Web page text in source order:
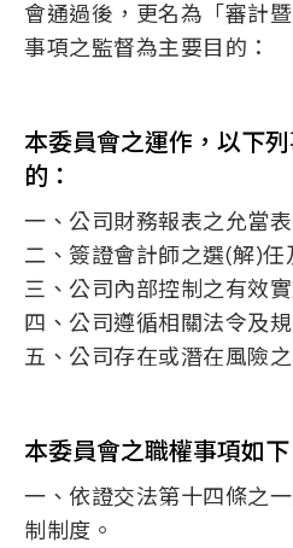
目前兼任本公司及其他公
國立陽明交通大學榮
國立台灣師範大學兼任
臺北醫學大學事業發
北醫國際生技(股)公司
綠杏事業(股)公司總經
目前兼任本公司及其他公
本公司薪酬委員
博蔚醫藥生技(股)公司
先致醫藥生技(股)公司
會通過後，更名為「審計
事項之監督為主要目的：
本委員會之運作，以下
的：
一、公司財務報表之允當表
二、簽證會計師之選(解)任
三、公司內部控制之有效實
四、公司遵循相關法令及規
五、公司存在或潛在風險之
本委員會之職權事項如下
一、依證交法第十四條之
制制度。